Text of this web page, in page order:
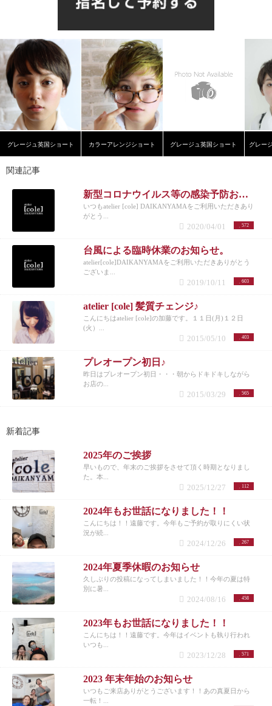
グレージュ英国ショート カラーアレンジショート グレージュ英国ショート
関連記事
新型コロナウイルス等の感染予防および拡散防止に関しまして
いつもatelier [cole] DAIKANYAMAをご利用いただきあり
がとう...
572
2020/04/01
台風による臨時休業のお知らせ。
atelier[cole]DAIKANYAMAをご利用いただきありがとう
ございま...
603
2019/10/11
atelier [cole] 髪質チェンジ♪
こんにちはatelier [cole]の加藤です。１１日(月)１２日
(火）...
403
2015/05/10
プレオープン初日♪
昨日はプレオープン初日・・・朝からドキドキしながら
お店の...
565
2015/03/29
新着記事
2025年のご挨拶
早いもので、年末のご挨拶をさせて頂く時期となりまし
た。本...
112
2025/12/27
2024年もお世話になりました！！
こんにちは！！遠藤です。今年もご予約が取りにくい状
況が続...
267
2024/12/26
2024年夏季休暇のお知らせ
久しぶりの投稿になってしまいました！！今年の夏は特
別に暑...
458
2024/08/16
2023年もお世話になりました！！
こんにちは！！遠藤です。今年はイベントも執り行われ
いつも...
571
2023/12/28
2023 年末年始のお知らせ
いつもご来店ありがとうございます！！あの真夏日から
一転！...